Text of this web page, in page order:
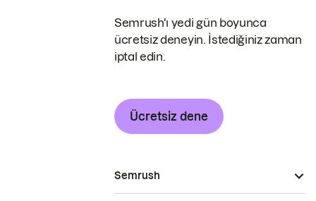
Semrush'ı yedi gün boyunca
ücretsiz deneyin. İstediğiniz zaman
iptal edin.
Ücretsiz dene
Semrush